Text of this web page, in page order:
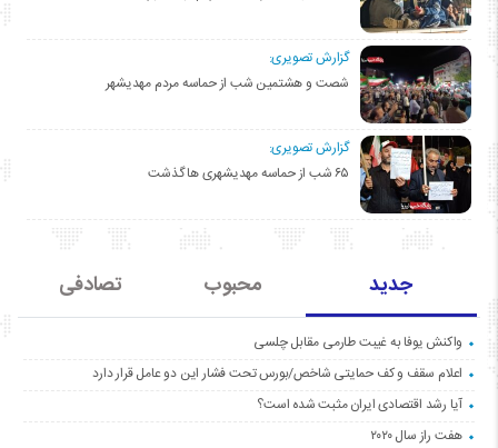
گزارش تصویری:
شصت و هشتمین شب از حماسه مردم مهدیشهر
گزارش تصویری:
۶۵ شب از حماسه مهدیشهری ها گذشت
جدید محبوب تصادفی
واکنش یوفا به غیبت طارمی مقابل چلسی
اعلام سقف و کف حمایتی شاخص/بورس تحت فشار این دو عامل قرار دارد
آیا رشد اقتصادی ایران مثبت شده است؟
هفت راز سال ۲۰۲۰